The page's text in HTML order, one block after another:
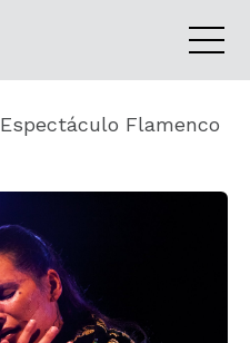
Espectáculo Flamenco